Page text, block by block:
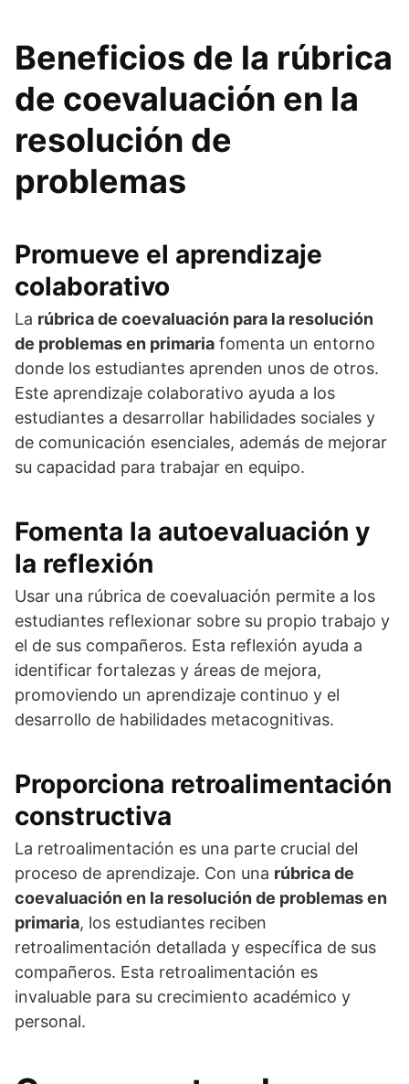
Beneficios de la rúbrica
de coevaluación en la
resolución de
problemas
Promueve el aprendizaje
colaborativo
La rúbrica de coevaluación para la resolución
de problemas en primaria fomenta un entorno
donde los estudiantes aprenden unos de otros.
Este aprendizaje colaborativo ayuda a los
estudiantes a desarrollar habilidades sociales y
de comunicación esenciales, además de mejorar
su capacidad para trabajar en equipo.
Fomenta la autoevaluación y
la reflexión
Usar una rúbrica de coevaluación permite a los
estudiantes reflexionar sobre su propio trabajo y
el de sus compañeros. Esta reflexión ayuda a
identificar fortalezas y áreas de mejora,
promoviendo un aprendizaje continuo y el
desarrollo de habilidades metacognitivas.
Proporciona retroalimentación
constructiva
La retroalimentación es una parte crucial del
proceso de aprendizaje. Con una rúbrica de
coevaluación en la resolución de problemas en
primaria, los estudiantes reciben
retroalimentación detallada y específica de sus
compañeros. Esta retroalimentación es
invaluable para su crecimiento académico y
personal.